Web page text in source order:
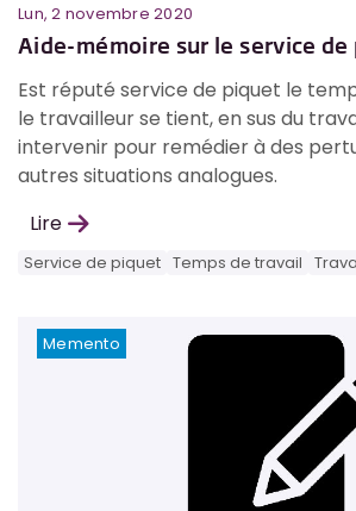
Lun, 2 novembre 2020
Aide-mémoire sur le service
Est réputé service de piquet le
le travailleur se tient, en sus du
intervenir pour remédier à des
autres situations analogues.
Lire
Service de piquet Temps de travail
Memento